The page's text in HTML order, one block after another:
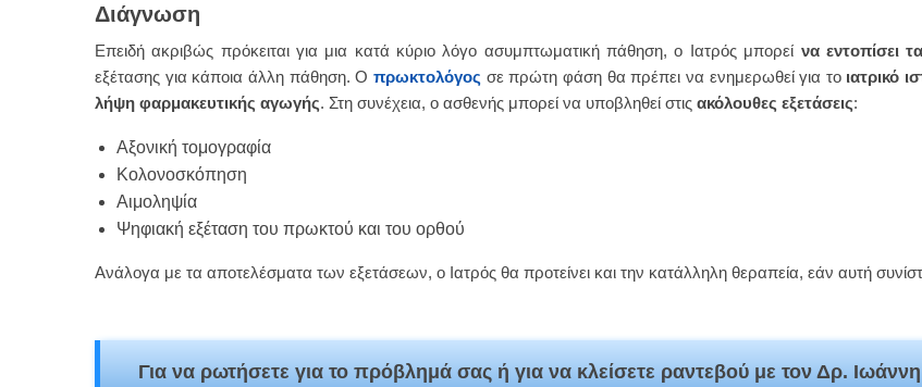
Διάγνωση
Επειδή ακριβώς πρόκειται για μια κατά κύριο λόγο ασυμπτωματική πάθηση, ο Ιατρός μπορεί να εντοπίσει
εξέτασης για κάποια άλλη πάθηση. Ο πρωκτολόγος σε πρώτη φάση θα πρέπει να ενημερωθεί για το ιατρικό
λήψη φαρμακευτικής αγωγής. Στη συνέχεια, ο ασθενής μπορεί να υποβληθεί στις ακόλουθες εξετάσεις:
Αξονική τομογραφία
Κολονοσκόπηση
Αιμοληψία
Ψηφιακή εξέταση του πρωκτού και του ορθού
Ανάλογα με τα αποτελέσματα των εξετάσεων, ο Ιατρός θα προτείνει και την κατάλληλη θεραπεία, εάν αυτή
Για να ρωτήσετε για το πρόβλημά σας ή για να κλείσετε ραντεβού με τον Δρ.